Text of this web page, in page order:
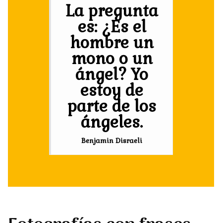
La pregunta
es: ¿Es el
hombre un
mono o un
ángel? Yo
estoy de
parte de los
ángeles.
Benjamin Disraeli